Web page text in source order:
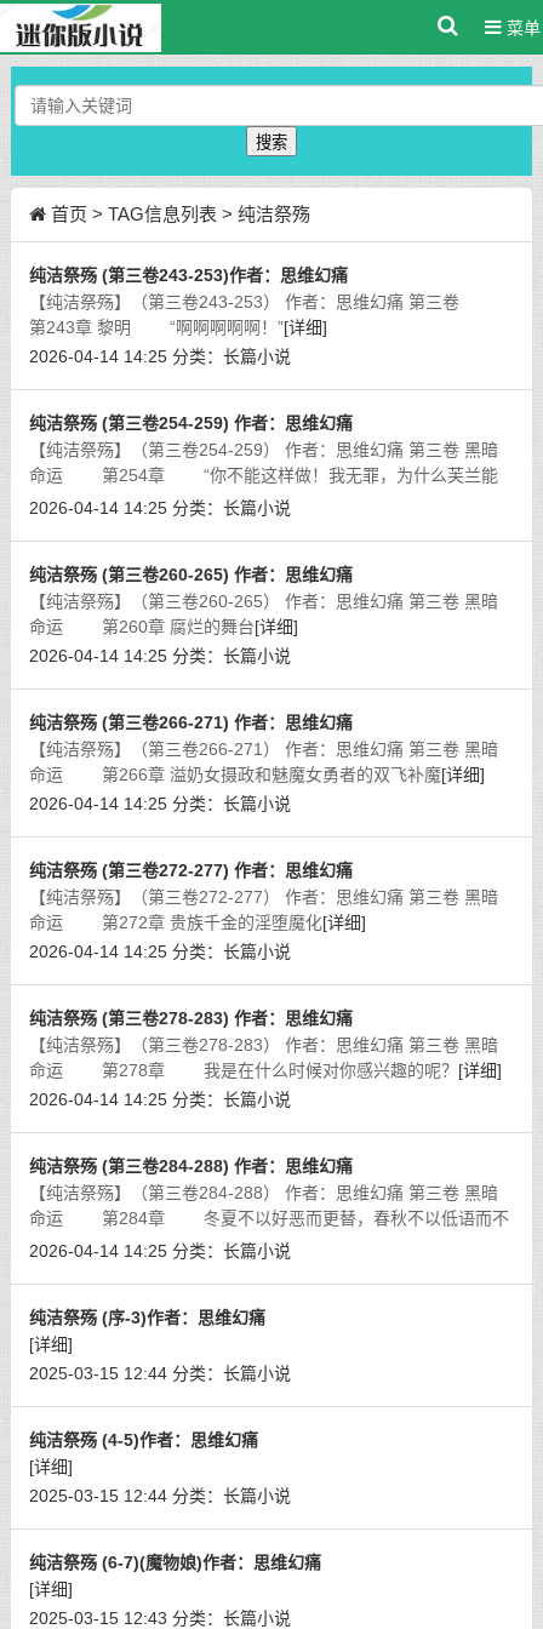
菜单
搜索
首页 > TAG信息列表 > 纯洁祭殇
纯洁祭殇 (第三卷243-253)作者：思维幻痛
【纯洁祭殇】（第三卷243-253） 作者：思维幻痛 第三卷
第243章 黎明 “啊啊啊啊啊！”[详细]
2026-04-14 14:25 分类： 长篇小说
纯洁祭殇 (第三卷254-259) 作者：思维幻痛
【纯洁祭殇】（第三卷254-259） 作者：思维幻痛 第三卷 黑暗
命运 第254章 “你不能这样做！我无罪，为什么芙兰能
当摄政，我在外孤身打拼，回来后力拼霍林斯，受尽折辱，这都
2026-04-14 14:25 分类： 长篇小说
纯洁祭殇 (第三卷260-265) 作者：思维幻痛
【纯洁祭殇】（第三卷260-265） 作者：思维幻痛 第三卷 黑暗
命运 第260章 腐烂的舞台[详细]
2026-04-14 14:25 分类： 长篇小说
纯洁祭殇 (第三卷266-271) 作者：思维幻痛
【纯洁祭殇】（第三卷266-271） 作者：思维幻痛 第三卷 黑暗
命运 第266章 溢奶女摄政和魅魔女勇者的双飞补魔[详细]
2026-04-14 14:25 分类： 长篇小说
纯洁祭殇 (第三卷272-277) 作者：思维幻痛
【纯洁祭殇】（第三卷272-277） 作者：思维幻痛 第三卷 黑暗
命运 第272章 贵族千金的淫堕魔化[详细]
2026-04-14 14:25 分类： 长篇小说
纯洁祭殇 (第三卷278-283) 作者：思维幻痛
【纯洁祭殇】（第三卷278-283） 作者：思维幻痛 第三卷 黑暗
命运 第278章 我是在什么时候对你感兴趣的呢？ [详细]
2026-04-14 14:25 分类： 长篇小说
纯洁祭殇 (第三卷284-288) 作者：思维幻痛
【纯洁祭殇】（第三卷284-288） 作者：思维幻痛 第三卷 黑暗
命运 第284章 冬夏不以好恶而更替，春秋不以低语而不
存。[详细]
2026-04-14 14:25 分类： 长篇小说
纯洁祭殇 (序-3)作者：思维幻痛
[详细]
2025-03-15 12:44 分类： 长篇小说
纯洁祭殇 (4-5)作者：思维幻痛
[详细]
2025-03-15 12:44 分类： 长篇小说
纯洁祭殇 (6-7)(魔物娘)作者：思维幻痛
[详细]
2025-03-15 12:43 分类： 长篇小说